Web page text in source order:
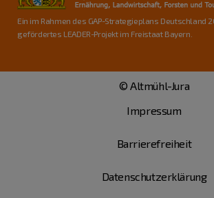
Ein im Rahmen des GAP-Strategieplans Deutschland
gefördertes LEADER-Projekt im Freistaat Bayern.
© Altmühl-Jura
Impressum
Barrierefreiheit
Datenschutzerklärung